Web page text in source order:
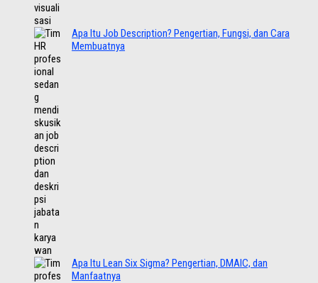
Apa Itu Job Description? Pengertian, Fungsi, dan Cara
Membuatnya
Apa Itu Lean Six Sigma? Pengertian, DMAIC, dan
Manfaatnya